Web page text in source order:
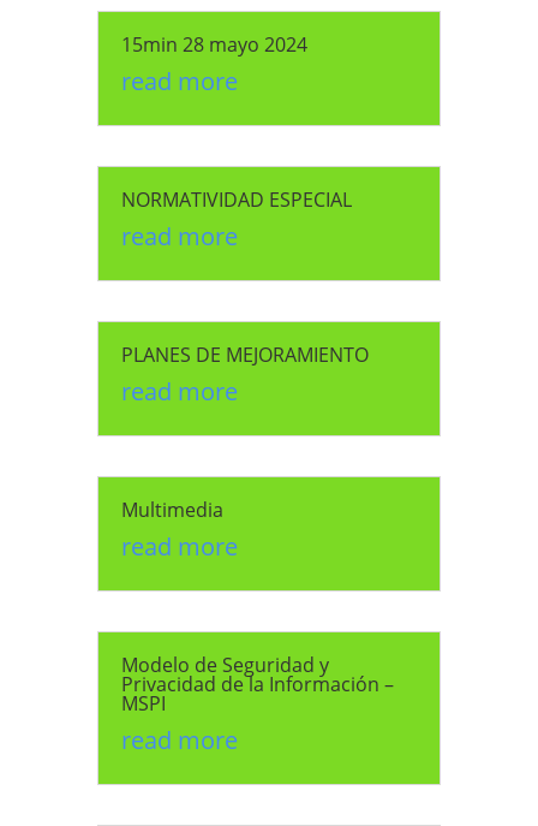
15min 28 mayo 2024
read more
NORMATIVIDAD ESPECIAL
read more
PLANES DE MEJORAMIENTO
read more
Multimedia
read more
Modelo de Seguridad y
Privacidad de la Información –
MSPI
read more